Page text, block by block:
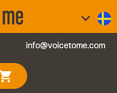
keyboard_arrow_down
info@voicetome.com